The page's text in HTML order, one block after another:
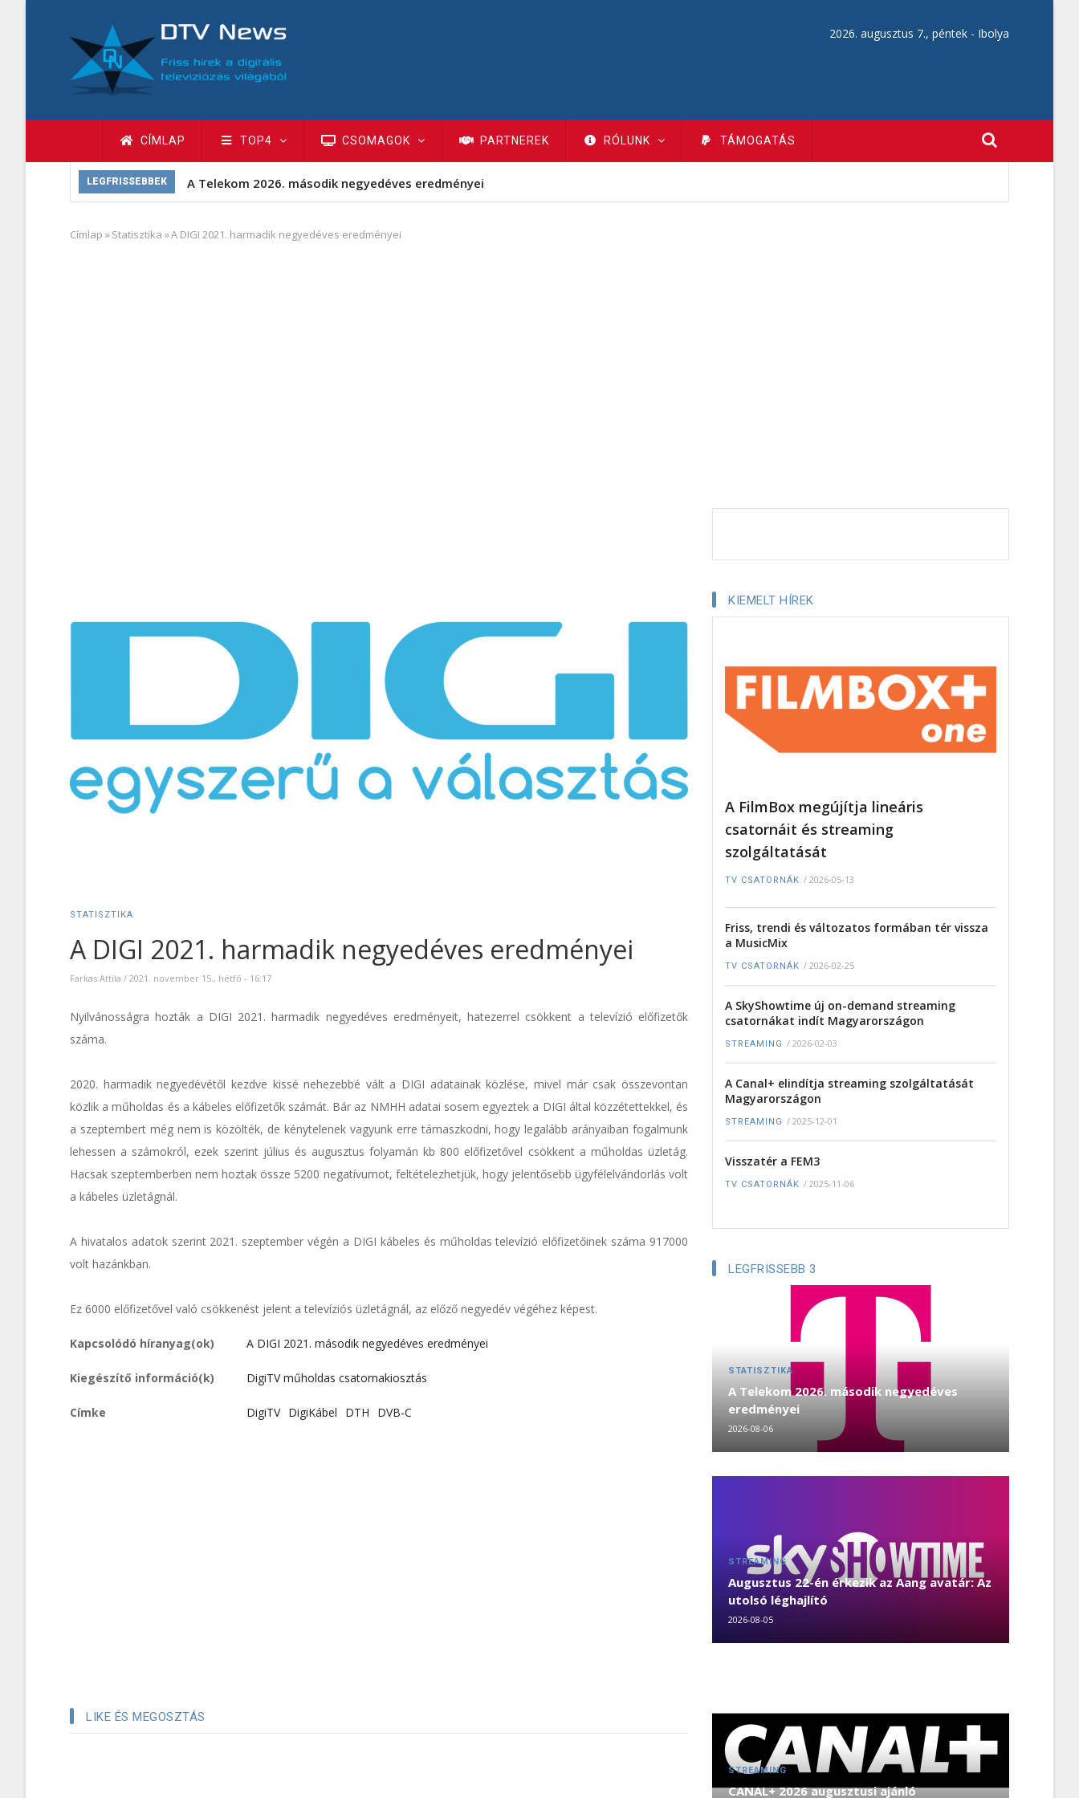
tartalomra
2026. augusztus 7., péntek - Ibolya
Fő
navigáció
CÍMLAP TOP4 CSOMAGOK PARTNEREK RÓLUNK TÁMOGATÁS
LEGFRISSEBBEK A Telekom 2026. második negyedéves eredményei
Morzsa
Címlap »Statisztika »A DIGI 2021. harmadik negyedéves eredményei
STATISZTIKA
A DIGI 2021. harmadik negyedéves eredményei
Farkas Attila / 2021. november 15., hétfő - 16:17
Nyilvánosságra hozták a DIGI 2021. harmadik negyedéves eredményeit, hatezerrel csökkent a televízió előfizetők
száma.
2020. harmadik negyedévétől kezdve kissé nehezebbé vált a DIGI adatainak közlése, mivel már csak összevontan
közlik a műholdas és a kábeles előfizetők számát. Bár az NMHH adatai sosem egyeztek a DIGI által közzétettekkel, és
a szeptembert még nem is közölték, de kénytelenek vagyunk erre támaszkodni, hogy legalább arányaiban fogalmunk
lehessen a számokról, ezek szerint július és augusztus folyamán kb 800 előfizetővel csökkent a műholdas üzletág.
Hacsak szeptemberben nem hoztak össze 5200 negatívumot, feltételezhetjük, hogy jelentősebb ügyfélelvándorlás volt
a kábeles üzletágnál.
A hivatalos adatok szerint 2021. szeptember végén a DIGI kábeles és műholdas televízió előfizetőinek száma 917000
volt hazánkban.
Ez 6000 előfizetővel való csökkenést jelent a televíziós üzletágnál, az előző negyedév végéhez képest.
Kapcsolódó híranyag(ok) A DIGI 2021. második negyedéves eredményei
Kiegészítő információ(k) DigiTV műholdas csatornakiosztás
Címke DigiTV DigiKábel DTH DVB-C
LIKE ÉS MEGOSZTÁS
KIEMELT HÍREK
A FilmBox megújítja lineáris
csatornáit és streaming
szolgáltatását
TV CSATORNÁK / 2026-05-13
Friss, trendi és változatos formában tér vissza
a MusicMix
TV CSATORNÁK / 2026-02-25
A SkyShowtime új on-demand streaming
csatornákat indít Magyarországon
STREAMING / 2026-02-03
A Canal+ elindítja streaming szolgáltatását
Magyarországon
STREAMING / 2025-12-01
Visszatér a FEM3
TV CSATORNÁK / 2025-11-06
LEGFRISSEBB 3
STATISZTIKA
A Telekom 2026. második negyedéves
eredményei
2026-08-06
STREAMING
Augusztus 22-én érkezik az Aang avatár: Az
utolsó léghajlító
2026-08-05
STREAMING
CANAL+ 2026 augusztusi ajánló